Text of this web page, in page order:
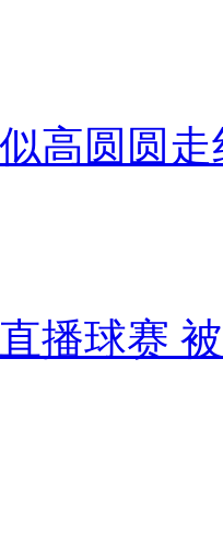
高圆圆走
播球赛